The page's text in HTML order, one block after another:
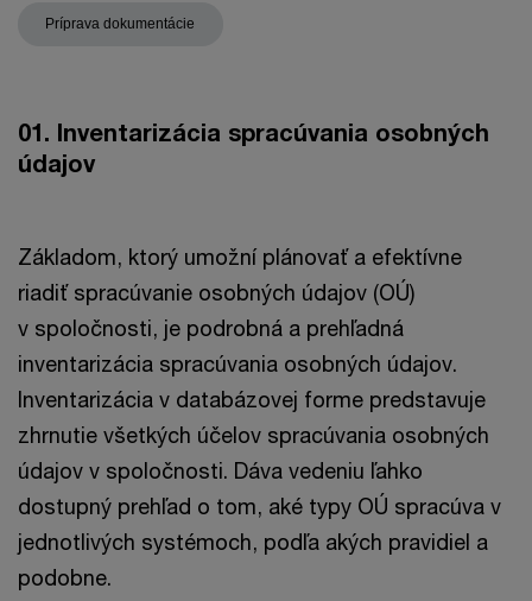
Príprava dokumentácie
01. Inventarizácia spracúvania osobných
údajov
Základom, ktorý umožní plánovať a efektívne
riadiť spracúvanie osobných údajov (OÚ)
v spoločnosti, je podrobná a prehľadná
inventarizácia spracúvania osobných údajov.
Inventarizácia v databázovej forme predstavuje
zhrnutie všetkých účelov spracúvania osobných
údajov v spoločnosti. Dáva vedeniu ľahko
dostupný prehľad o tom, aké typy OÚ spracúva v
jednotlivých systémoch, podľa akých pravidiel a
podobne.